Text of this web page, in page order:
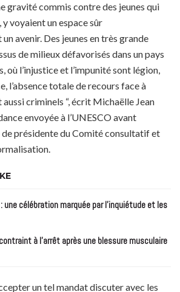
gravité commis contre des jeunes qui
voyaient un espace sûr
un avenir. Des jeunes en très grande
de milieux défavorisés dans un pays
où l’injustice et l’impunité sont légion,
l’absence totale de recours face à
criminels “, écrit Michaëlle Jean
envoyée à l’UNESCO avant
de présidente du Comité consultatif et
une célébration marquée par l’inquiétude et les
à l’arrêt après une blessure musculaire
un tel mandat discuter avec les